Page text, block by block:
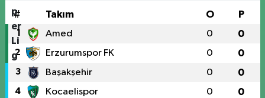
# Takım O P
1 Amed 0 0
2 Erzurumspor FK 0 0
3 Başakşehir 0 0
4 Kocaelispor 0 0